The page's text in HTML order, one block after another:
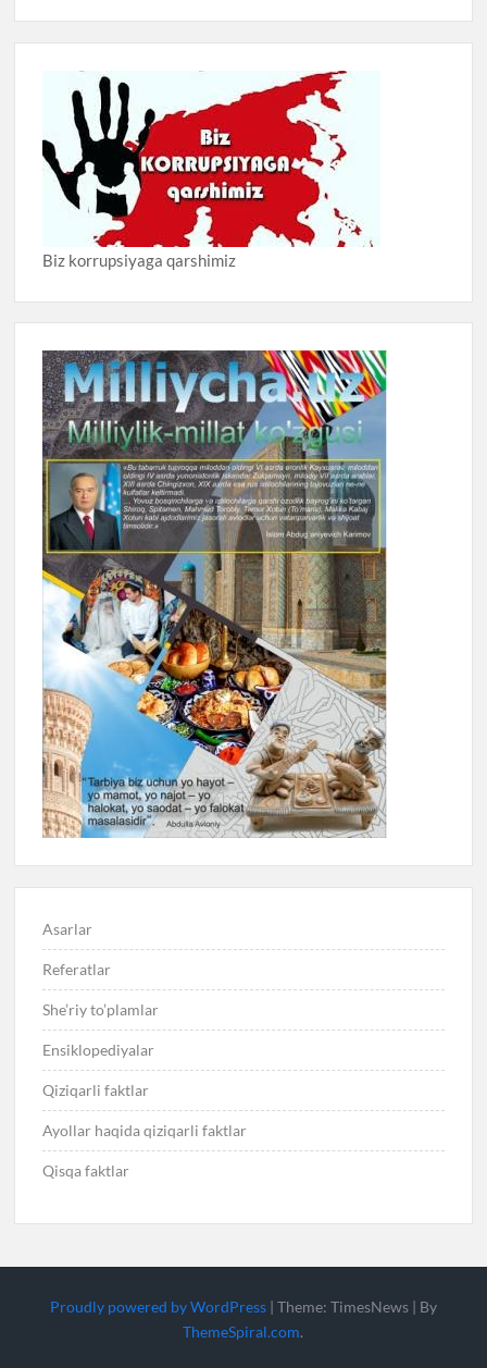
Biz korrupsiyaga qarshimiz
Asarlar
Referatlar
She’riy to’plamlar
Ensiklopediyalar
Qiziqarli faktlar
Ayollar haqida qiziqarli faktlar
Qisqa faktlar
Proudly powered by WordPress | Theme: TimesNews | By
ThemeSpiral.com.